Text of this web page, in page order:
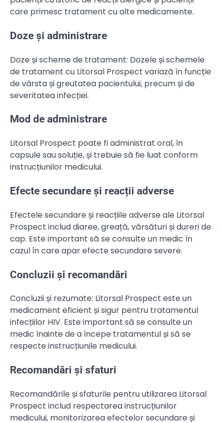
care primesc tratament cu alte medicamente.
Doze și administrare
Doze și scheme de tratament: Dozele și schemele
de tratament cu Litorsal Prospect variază în funcție
de vârsta și greutatea pacientului, precum și de
severitatea infecției.
Mod de administrare
Litorsal Prospect poate fi administrat oral, în
capsule sau soluție, și trebuie să fie luat conform
instrucțiunilor medicului.
Efecte secundare și reacții adverse
Efectele secundare și reacțiile adverse ale Litorsal
Prospect includ diaree, greață, vărsături și dureri de
cap. Este important să se consulte un medic în
cazul în care apar efecte secundare severe.
Concluzii și recomandări
Concluzii și rezumate: Litorsal Prospect este un
medicament eficient și sigur pentru tratamentul
infecțiilor HIV. Este important să se consulte un
medic înainte de a începe tratamentul și să se
respecte instrucțiunile medicului.
Recomandări și sfaturi
Recomandările și sfaturile pentru utilizarea Litorsal
Prospect includ respectarea instrucțiunilor
medicului, monitorizarea efectelor secundare și